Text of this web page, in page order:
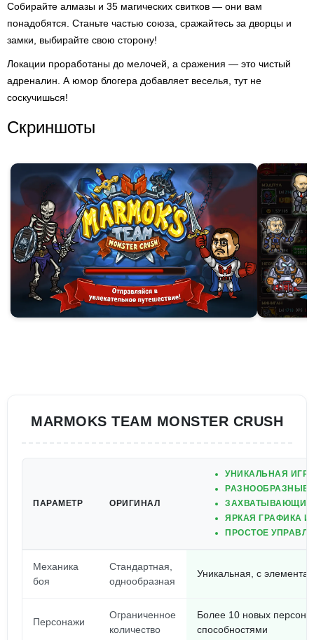
Собирайте алмазы и 35 магических свитков — они вам
понадобятся. Станьте частью союза, сражайтесь за дворцы и
замки, выбирайте свою сторону!
Локации проработаны до мелочей, а сражения — это чистый
адреналин. А юмор блогера добавляет веселья, тут не
соскучишься!
Скриншоты
MARMOKS TEAM MONSTER CRUSH
ПАРАМЕТР ОРИГИНАЛ
УНИКАЛЬНАЯ
РАЗНООБРАЗНЫЕ
ЗАХВАТЫВАЮЩИЕ
ЯРКАЯ ГРАФИКА
ПРОСТОЕ
Механика
боя
Стандартная,
однообразная
Уникальная, с
Персонажи
Ограниченное
количество
Более 10 новых
способностями